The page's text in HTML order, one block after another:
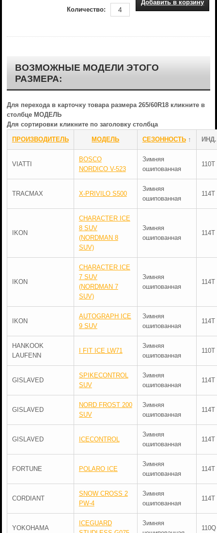
Добавить в корзину
Количество:
ВОЗМОЖНЫЕ МОДЕЛИ ЭТОГО
РАЗМЕРА:
Для перехода в карточку товара размера 265/60R18 кликните в
столбце МОДЕЛЬ
Для сортировки кликните по заголовку столбца
ПРОИЗВОДИТЕЛЬ МОДЕЛЬ СЕЗОННОСТЬ↑
VIATTI
BOSCO
NORDICO V-523
Зимняя
ошипованная
110T
TRACMAX X-PRIVILO S500
Зимняя
ошипованная
114T
IKON
CHARACTER ICE
8 SUV
(NORDMAN 8
SUV)
Зимняя
ошипованная
114T
IKON
CHARACTER ICE
7 SUV
(NORDMAN 7
SUV)
Зимняя
ошипованная
114T
IKON
AUTOGRAPH ICE
9 SUV
Зимняя
ошипованная
114T
HANKOOK
LAUFENN
I FIT ICE LW71
Зимняя
ошипованная
110T
GISLAVED
SPIKECONTROL
SUV
Зимняя
ошипованная
114T
GISLAVED
NORD FROST 200
SUV
Зимняя
ошипованная
114T
GISLAVED ICECONTROL
Зимняя
ошипованная
114T
FORTUNE POLARO ICE
Зимняя
ошипованная
114T
CORDIANT
SNOW CROSS 2
PW-4
Зимняя
ошипованная
114T
YOKOHAMA
ICEGUARD
Зимняя
110Q